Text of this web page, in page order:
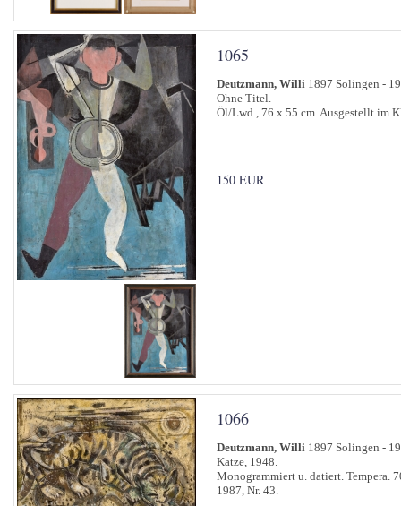
1065
Deutzmann, Willi 1897 Solingen -
Ohne Titel.
Öl/Lwd., 76 x 55 cm. Ausgestellt im
150 EUR
1066
Deutzmann, Willi 1897 Solingen -
Katze, 1948.
Monogrammiert u. datiert. Tempera.
1987, Nr. 43.